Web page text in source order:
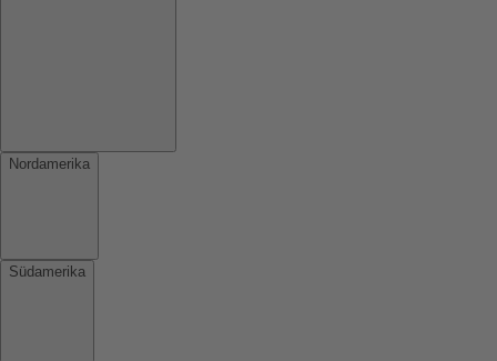
Nordamerika
Südamerika